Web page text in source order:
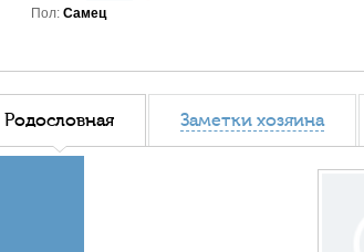
Пол: Самец
Родословная Заметки хозяина